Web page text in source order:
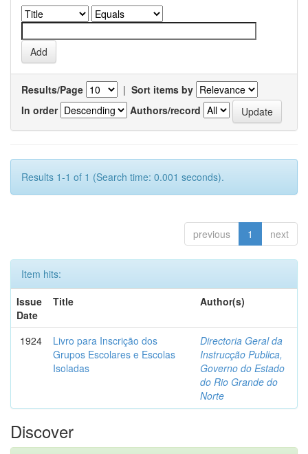
Results/Page | Sort items by
In order
Authors/record
Results 1-1 of 1 (Search time: 0.001 seconds).
previous 1 next
Item hits:
Issue
Date
Title Author(s)
1924
Livro para Inscrição dos
Grupos Escolares e Escolas
Isoladas
Directoria Geral da
Instrucção Publica,
Governo do Estado
do Rio Grande do
Norte
Discover